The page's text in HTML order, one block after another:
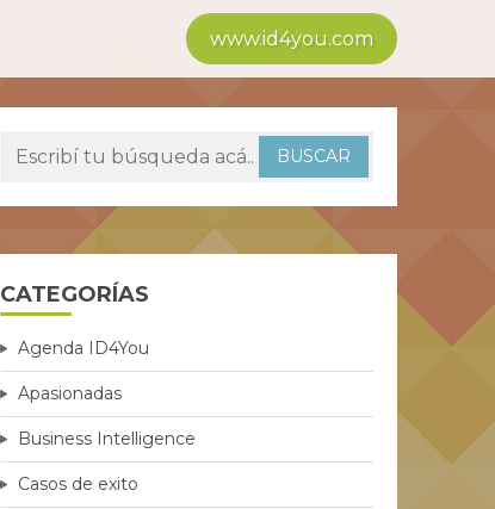
www.id4you.com
CATEGORÍAS
Agenda ID4You
Apasionadas
Business Intelligence
Casos de exito